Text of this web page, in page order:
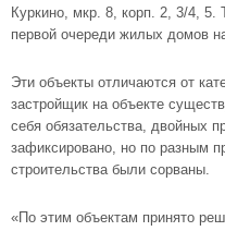
Куркино, мкр. 8, корп. 2, 3/4, 5.
первой очереди жилых домов
Эти объекты отличаются от
застройщик на объекте
себя обязательства, двойных
зафиксировано, но по разным
строительства были сорваны.
«По этим объектам принято